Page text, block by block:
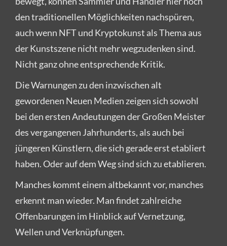
den traditionellen Möglichkeiten nachspüren,
auch wenn NFT und Kryptokunst als Thema aus
der Kunstszene nicht mehr wegzudenken sind.
Nicht ganz ohne entsprechende Kritik.
Die Warnungen zu den inzwischen alt
gewordenen Neuen Medien zeigen sich sowohl
bei den ersten Andeutungen der Großen Meister
des vergangenen Jahrhunderts, als auch bei
jüngeren Künstlern, die sich gerade erst etabliert
haben. Oder auf dem Weg sind sich zu etablieren.
Manches kommt einem altbekannt vor, manches
erkennt man wieder. Man findet zahlreiche
Offenbarungen im Hinblick auf Vernetzung,
Wellen und Verknüpfungen.